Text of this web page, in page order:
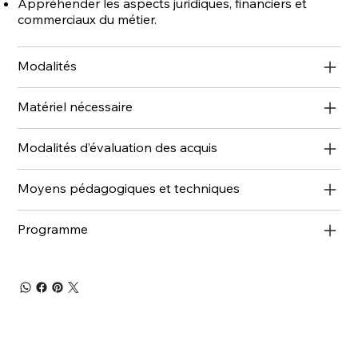
commerciaux du métier.
Modalités
Matériel nécessaire
Modalités d’évaluation des acquis
Moyens pédagogiques et techniques
Programme